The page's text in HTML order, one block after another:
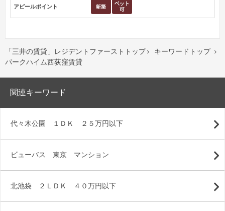
アピールポイント
「三井の賃貸」レジデントファーストトップ  キーワードトップ 
パークハイム西荻窪賃貸
関連キーワード
代々木公園 １ＤＫ ２５万円以下
ビューバス 東京 マンション
北池袋 ２ＬＤＫ ４０万円以下